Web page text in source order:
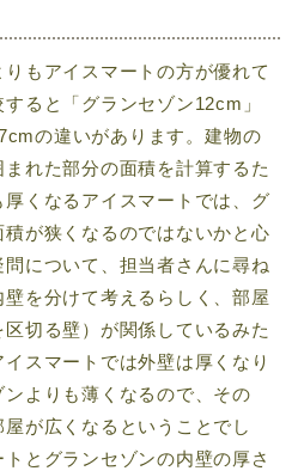
もアイスマートの方が優れて
ると「グランセゾン12cm」
の違いがあります。建物の
れた部分の面積を計算するた
くなるアイスマートでは、グ
が狭くなるのではないかと心
について、担当者さんに尋ね
を分けて考えるらしく、部屋
切る壁）が関係しているみた
スマートでは外壁は厚くなり
よりも薄くなるので、その
が広くなるということでし
とグランセゾンの内壁の厚さ